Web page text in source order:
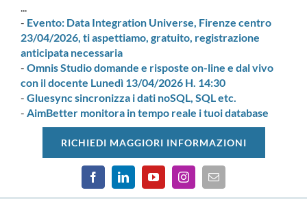
...
- Evento: Data Integration Universe, Firenze centro
23/04/2026, ti aspettiamo, gratuito, registrazione
anticipata necessaria
- Omnis Studio domande e risposte on-line e dal vivo
con il docente Lunedì 13/04/2026 H. 14:30
- Gluesync sincronizza i dati noSQL, SQL etc.
- AimBetter monitora in tempo reale i tuoi database
RICHIEDI MAGGIORI INFORMAZIONI